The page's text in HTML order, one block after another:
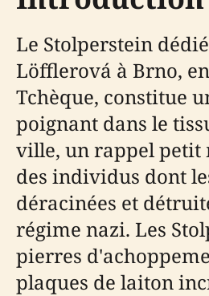
Le Stolperstein
Löfflerová à Brno,
Tchèque, constitue
poignant dans le
ville, un rappel petit
des individus dont
déracinées et
régime nazi. Les
pierres
plaques de laiton